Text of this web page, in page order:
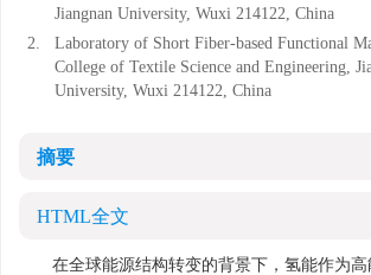
Jiangnan University, Wuxi 214122, China
2.
Laboratory of Short Fiber-based Functional
College of Textile Science and Engineering,
University, Wuxi 214122, China
摘要
HTML全文
在全球能源结构转变的背景下，氢能作为